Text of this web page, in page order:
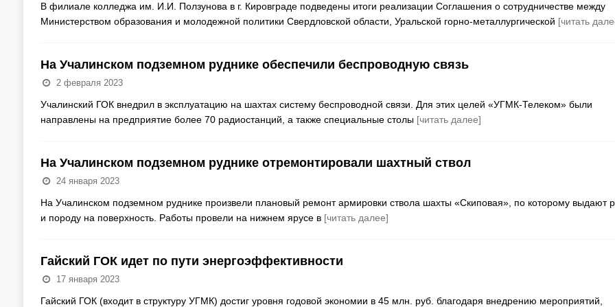
В филиале колледжа им. И.И. Ползунова в г. Кировграде подведены итоги реализации Соглашения о сотрудничестве между
Министерством образования и молодежной политики Свердловской области, Уральской горно-металлургической [читать
На Учалинском подземном руднике обеспечили беспроводную связь
2 февраля 2023
Учалинский ГОК внедрил в эксплуатацию на шахтах систему беспроводной связи. Для этих целей «УГМК-Телеком» были
направлены на предприятие более 70 радиостанций, а также специальные столы [читать далее]
На Учалинском подземном руднике отремонтировали шахтный ствол
24 января 2023
На Учалинском подземном руднике произвели плановый ремонт армировки ствола шахты «Скиповая», по которому выдают
и породу на поверхность. Работы провели на нижнем ярусе в [читать далее]
Гайский ГОК идет по пути энергоэффективности
17 января 2023
Гайский ГОК (входит в структуру УГМК) достиг уровня годовой экономии в 45 млн. руб. благодаря внедрению мероприятий,